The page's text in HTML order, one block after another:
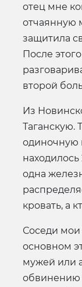
отец мне
отчаянную
защитила
После
второй
Из
Таганскую.
одиночную
находилось
одна
кровать, а
Соседи
основном
мужей или
обвинению